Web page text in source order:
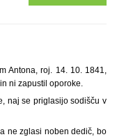
Antona, roj. 14. 10. 1841,
ni zapustil oporoke.
naj se priglasijo sodišču v
ne zglasi noben dedič, bo